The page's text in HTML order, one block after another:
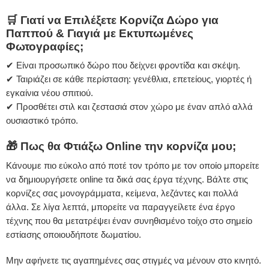
🛒 Γιατί να Επιλέξετε Κορνίζα Δώρο για
Παππού & Γιαγιά με Εκτυπωμένες
Φωτογραφίες;
✔ Είναι προσωπικό δώρο που δείχνει φροντίδα και σκέψη.
✔ Ταιριάζει σε κάθε περίσταση: γενέθλια, επετείους, γιορτές ή
εγκαίνια νέου σπιτιού.
✔ Προσθέτει στιλ και ζεστασιά στον χώρο με έναν απλό αλλά
ουσιαστικό τρόπο.
🎁 Πως θα Φτιάξω Online την κορνίζα μου;
Κάνουμε πιο εύκολο από ποτέ τον τρόπο με τον οποίο μπορείτε
να δημιουργήσετε online τα δικά σας έργα τέχνης. Βάλτε στις
κορνίζες σας μονογράμματα, κείμενα, λεζάντες και πολλά
άλλα. Σε λίγα λεπτά, μπορείτε να παραγγείλετε ένα έργο
τέχνης που θα μετατρέψει έναν συνηθισμένο τοίχο στο σημείο
εστίασης οποιουδήποτε δωματίου.
Μην αφήνετε τις αγαπημένες σας στιγμές να μένουν στο κινητό.